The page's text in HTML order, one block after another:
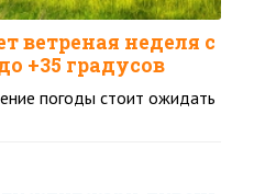
ветреная неделя с
+35 градусов
погоды стоит ожидать